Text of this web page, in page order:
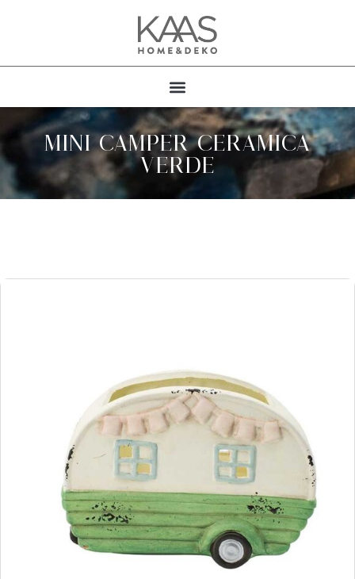
MINI CAMPER CERAMICA
VERDE